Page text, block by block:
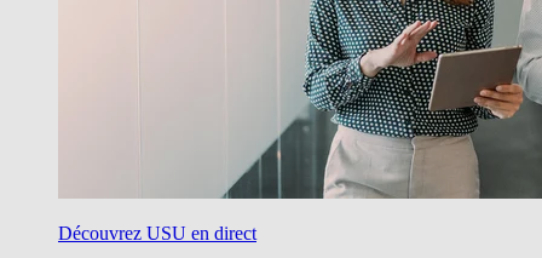
Découvrez USU en direct